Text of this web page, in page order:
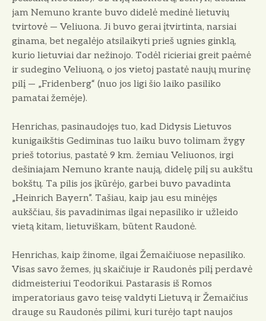
jam Nemuno krante buvo didelė medinė lietuvių
tvirtovė — Veliuona. Ji buvo gerai įtvirtinta, narsiai
ginama, bet ne­galėjo atsilaikyti prieš ugnies ginklą,
kurio lietuviai dar nežinojo. Todėl ricieriai greit paėmė
ir sudegino Veliuo­ną, o jos vietoj pastatė naujų murinę
pilį — „Fridenberg“ (nuo jos ligi šio laiko pasiliko
pamatai žemėje).
Henrichas, pasinaudojęs tuo, kad Di­dysis Lietuvos
kunigaikštis Gediminas tuo laiku buvo tolimam žygy
prieš toto­rius, pastatė 9 km. žemiau Veliuonos, irgi
dešiniajam Nemuno krante naują, didelę pilį su aukštu
bokštų. Ta pilis jos įkūrėjo, garbei buvo pavadinta
„Heinrich Bayern”. Tašiau, kaip jau esu mi­nėjęs
aukščiau, šis pavadinimas ilgai nepasiliko ir užleido
vietą kitam, lietuviškam, būtent Raudonė.
Henrichas, kaip žinome, ilgai Žemaičiuose nepasiliko.
Visas savo žemes, jų skaičiuje ir Raudonės pilį perdavė
didmeisteriui Teodorikui. Pastarasis iš Ro­mos
imperatoriaus gavo teisę valdyti Lietuvą ir Žemaičius
drauge su Raudo­nės pilimi, kuri turėjo tapt naujos